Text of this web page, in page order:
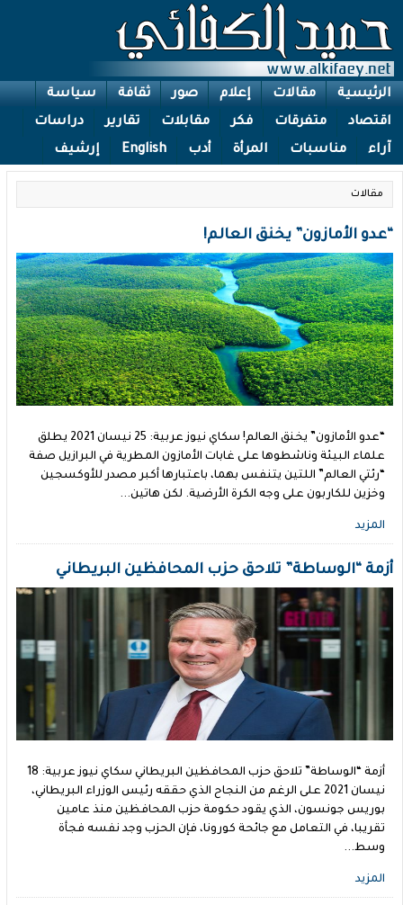
الرئيسية مقالات إعلام صور ثقافة
سياسة
اقتصاد
متفرقات فكر مقابلات تقارير
دراسات
آراء
مناسبات المرأة أدب English إرشيف
مقالات
“عدو الأمازون” يخنق العالم!
“عدو الأمازون” يخنق العالم! سكاي نيوز عربية: 25 نيسان 2021 يطلق
علماء البيئة وناشطوها على غابات الأمازون المطرية في البرازيل صفة
“رئتي العالم” اللتين يتنفس بهما، باعتبارها أكبر مصدر للأوكسجين
وخزين للكاربون على وجه الكرة الأرضية. لكن هاتين...
المزيد
أزمة “الوساطة” تلاحق حزب المحافظين البريطاني
أزمة “الوساطة” تلاحق حزب المحافظين البريطاني سكاي نيوز عربية: 18
نيسان 2021 على الرغم من النجاح الذي حققه رئيس الوزراء البريطاني،
بوريس جونسون، الذي يقود حكومة حزب المحافظين منذ عامين
تقريبا، في التعامل مع جائحة كورونا، فإن الحزب وجد نفسه فجأة
وسط...
المزيد